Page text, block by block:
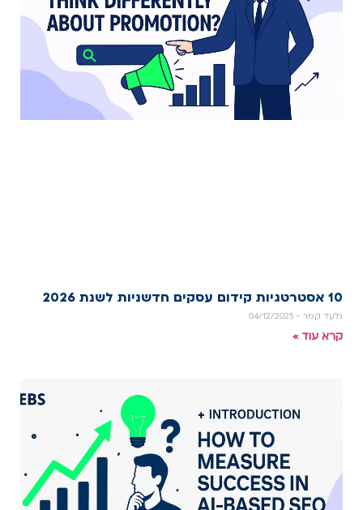
10 אסטרטגיות קידום עסקים חדשניות לשנת 2026
גלעד קמר
קרא עוד »